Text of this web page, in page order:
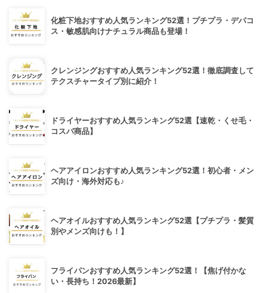
化粧下地おすすめ人気ランキング52選！プチプラ・デパコ
ス・敏感肌向けナチュラル商品も登場！
クレンジングおすすめ人気ランキング52選！徹底調査して
テクスチャータイプ別に紹介！
ドライヤーおすすめ人気ランキング52選【速乾・くせ毛・
コスパ商品】
ヘアアイロンおすすめ人気ランキング52選！初心者・メン
ズ向け・海外対応も♪
ヘアオイルおすすめ人気ランキング52選【プチプラ・髪質
別やメンズ向けも！】
フライパンおすすめ人気ランキング52選！【焦げ付かな
い・長持ち！2026最新】